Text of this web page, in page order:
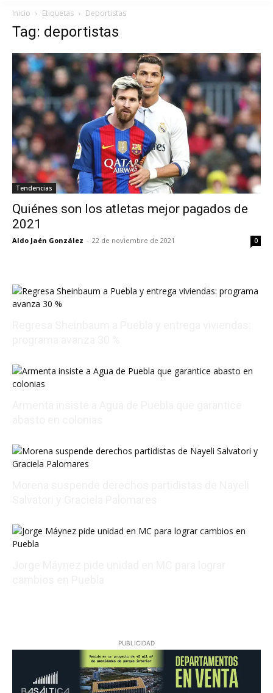
Inicio Etiquetas Deportistas
Tag: deportistas
Tendencias
Quiénes son los atletas mejor pagados de
2021
Aldo Jaén González - 22 de noviembre de 2021 0
PUBLICIDAD